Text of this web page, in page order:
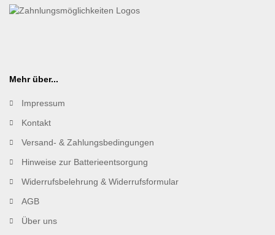
Mehr über...
Impressum
Kontakt
Versand- & Zahlungsbedingungen
Hinweise zur Batterieentsorgung
Widerrufsbelehrung & Widerrufsformular
AGB
Über uns